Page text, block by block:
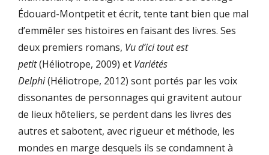
Édouard-Montpetit et écrit, tente tant bien que mal
d’emmêler ses histoires en faisant des livres. Ses
deux premiers romans, Vu d’ici tout est
petit(Héliotrope, 2009) et Variétés
Delphi(Héliotrope, 2012) sont portés par les voix
dissonantes de personnages qui gravitent autour
de lieux hôteliers, se perdent dans les livres des
autres et sabotent, avec rigueur et méthode, les
mondes en marge desquels ils se condamnent à